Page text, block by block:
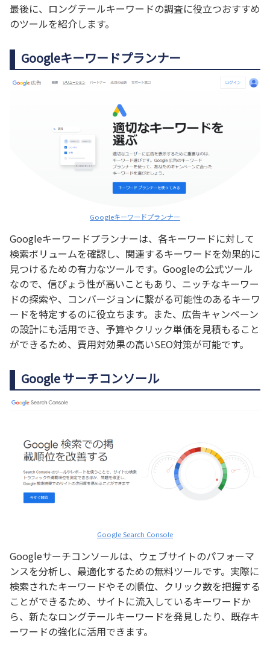
最後に、ロングテールキーワードの調査に役立つおすすめ
のツールを紹介します。
Googleキーワードプランナー
Googleキーワードプランナー
Googleキーワードプランナーは、各キーワードに対して
検索ボリュームを確認し、関連するキーワードを効果的に
見つけるための有力なツールです。Googleの公式ツール
なので、信ぴょう性が高いこともあり、ニッチなキーワー
ドの探索や、コンバージョンに繋がる可能性のあるキーワ
ードを特定するのに役立ちます。また、広告キャンペーン
の設計にも活用でき、予算やクリック単価を見積もること
ができるため、費用対効果の高いSEO対策が可能です。
Google サーチコンソール
Google Search Console
Googleサーチコンソールは、ウェブサイトのパフォーマ
ンスを分析し、最適化するための無料ツールです。実際に
検索されたキーワードやその順位、クリック数を把握する
ことができるため、サイトに流入しているキーワードか
ら、新たなロングテールキーワードを発見したり、既存キ
ーワードの強化に活用できます。